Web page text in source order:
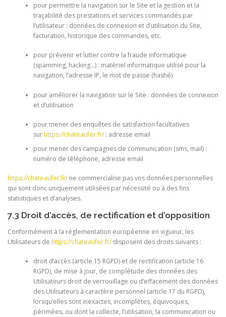
pour permettre la navigation sur le Site et la gestion et la
traçabilité des prestations et services commandés par
l’utilisateur : données de connexion et d’utilisation du Site,
facturation, historique des commandes, etc.
pour prévenir et lutter contre la fraude informatique
(spamming, hacking…) : matériel informatique utilisé pour la
navigation, l’adresse IP, le mot de passe (hashé)
pour améliorer la navigation sur le Site : données de connexion
et d’utilisation
pour mener des enquêtes de satisfaction facultatives
surhttps://chateaufer.fr/: adresse email
pour mener des campagnes de communication (sms, mail) :
numéro de téléphone, adresse email
https://chateaufer.fr/ne commercialise pas vos données personnelles
qui sont donc uniquement utilisées par nécessité ou à des fins
statistiques et d’analyses.
7.3 Droit d’accès, de rectification et d’opposition
Conformément à la réglementation européenne en vigueur, les
Utilisateurs de https://chateaufer.fr/disposent des droits suivants :
droit d’accès (article 15 RGPD) et de rectification (article 16
RGPD), de mise à jour, de complétude des données des
Utilisateurs droit de verrouillage ou d’effacement des données
des Utilisateurs à caractère personnel (article 17 du RGPD),
lorsqu’elles sont inexactes, incomplètes, équivoques,
périmées, ou dont la collecte, l’utilisation, la communication ou